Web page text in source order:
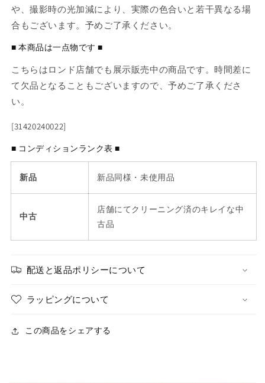
や、撮影時の光加減により、実際の色合いと若干異なる場
合もございます。予めご了承ください。
■ 本商品は一点物です ■
こちらはロンド店舗でも展示販売中の商品です。時間差に
て欠品となることもございますので、予めご了承くださ
い。
[31420240022]
■ コンディションランク表 ■
新品 新品同様・未使用品
中古
店舗にてクリーニング済のキレイな中
古品
配送と返品ポリシーについて
ラッピングについて
この商品をシェアする